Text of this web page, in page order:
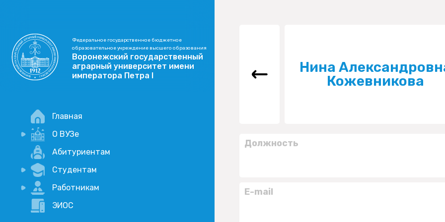
Федеральное государственное бюджетное
образовательное учреждение высшего образования
Воронежский государственный
аграрный университет имени
императора Петра I
Главная
О ВУЗе
Новости
Учебный процесс
Научная деятельность
Абитуриентам
Студентам
Портал дистанционого обучения
Академические отпуска
Работникам
Внимание, опрос!
ЭИОС
Нина
Кожевникова
Должность
E-mail